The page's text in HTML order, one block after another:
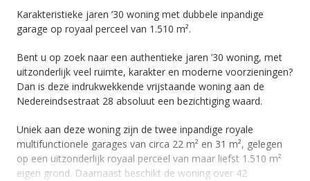
Karakteristieke jaren ’30 woning met dubbele inpandige
garage op royaal perceel van 1.510 m².
Bent u op zoek naar een authentieke jaren ’30 woning, met
uitzonderlijk veel ruimte, karakter en moderne voorzieningen?
Dan is deze indrukwekkende vrijstaande woning aan de
Nedereindsestraat 28 absoluut een bezichtiging waard.
Uniek aan deze woning zijn de twee inpandige royale
multifunctionele garages van circa 22 m² en 31 m², gelegen
op een uitzonderlijk royaal perceel van maar liefst 1.510 m²
eigen grond. Daarnaast beschikt de woning over 42